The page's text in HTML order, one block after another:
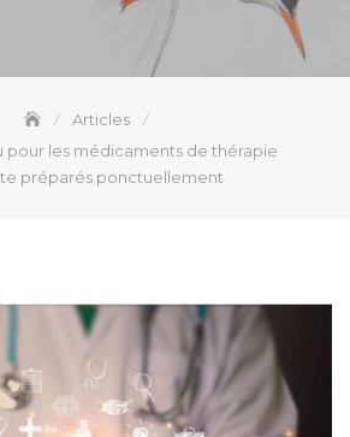
Articles
pour les médicaments de thérapie
préparés ponctuellement